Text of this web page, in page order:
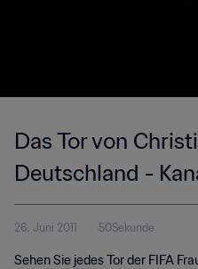
Das Tor von
Deutschland -
Frauen-
Deutschland 2011™
26. Juni 2011 50Sekunde
Sehen Sie jedes Tor der FIFA